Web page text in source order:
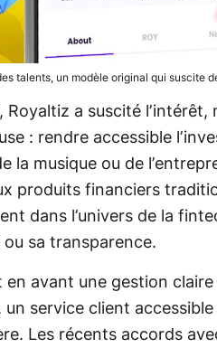
talents, un modèle original qui suscite
Royaltiz a suscité l’intérêt,
: rendre accessible
la musique ou de
produits financiers
dans l’univers de la
sa transparence.
en avant une gestion
service client
Les récents accords